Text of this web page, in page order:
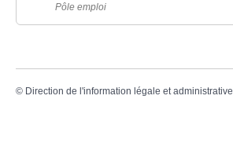
Pôle emploi
© Direction de l'information légale et administrative